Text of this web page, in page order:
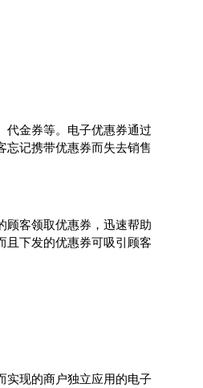
代金券等。电子优惠券通过
忘记携带优惠券而失去销售
顾客领取优惠券，迅速帮助
且下发的优惠券可吸引顾客
实现的商户独立应用的电子